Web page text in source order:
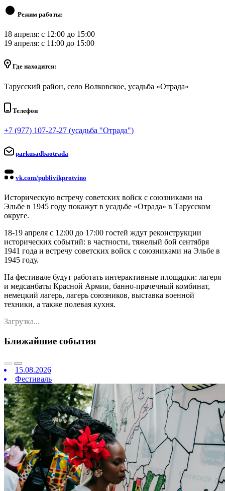
Режим работы:
18 апреля: с 12:00 до 15:00
19 апреля: с 11:00 до 15:00
Где находится:
Тарусский район, село Волковское, усадьба «Отрада»
Телефон
+7 (977) 107-27-27 (усадьба "Отрада")
parkusadbaotrada
vk.com/publivikprotvino
Историческую встречу советских войск с союзниками на
Эльбе в 1945 году покажут в усадьбе «Отрада» в Тарусском
округе.
18-19 апреля с 12:00 до 17:00 гостей ждут реконструкции
исторических событий: в частности, тяжелый бой сентября
1941 года и встречу советских войск с союзниками на Эльбе в
1945 году.
На фестивале будут работать интерактивные площадки: лагеря
и медсанбаты Красной Армии, банно-прачечный комбинат,
немецкий лагерь, лагерь союзников, выставка военной
техники, а также полевая кухня.
Загрузка...
Ближайшие события
15.08.2026
Фестиваль